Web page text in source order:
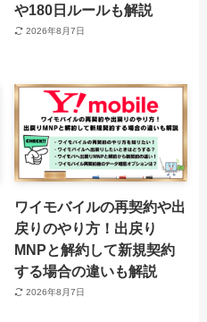
や180日ルールも解説
2026年8月7日
ワイモバイルの再契約や出
戻りのやり方！出戻り
MNPと解約して新規契約
する場合の違いも解説
2026年8月7日